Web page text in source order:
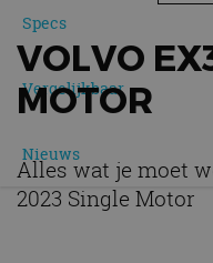
Specs
Vergelijkbaar
Nieuws
VOLVO
MOTOR
Alles wat je moet
2023 Single Motor